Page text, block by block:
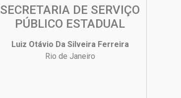
SECRETARIA DE SERVIÇO
PÚBLICO ESTADUAL
Luiz Otávio Da Silveira Ferreira
Rio de Janeiro